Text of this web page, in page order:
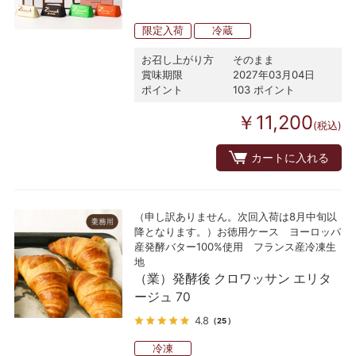
限定入荷 冷蔵
お召し上がり方
そのまま
賞味期限
2027年03月04日
ポイント
103 ポイント
￥11,200(税込)
カートに入れる
（申し訳ありません。次回入荷は8月中旬以
降となります。）お徳用ケース ヨーロッパ
産発酵バター100%使用 フランス産冷凍生
地
（業）発酵後 クロワッサン エリタ
ージュ 70
4.8 （25）
冷凍